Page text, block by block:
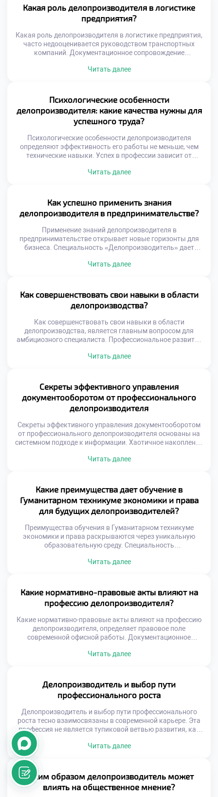
в техникум именно ради освоения данной дисциплины.
Учебный курс раскрывает все тонкости регистрации и
контроля документов. Студенты учатся управлять
Какая роль делопроизводителя в логистике
предприятия?
Какая роль делопроизводителя в логистике предприятия,
часто недооценивается руководством транспортных
компаний. Документационное сопровождение
снабжения. Без грамотного оформления бумаг движение
логистической операции. Его работа напрямую влияет на
скорость доставки и финансовые результаты. Ошибки в
документах ведут к простоям транспорта и штрафам.
Делопроизводитель выступает гарантом […]
Читать далее
Психологические особенности
делопроизводителя: какие качества нужны для
успешного труда?
Психологические особенности делопроизводителя
определяют эффективность его работы не меньше, чем
технические навыки. Успех в профессии зависит от
устойчивости специалиста. Документационное
справляться с высокими нагрузками и ответственностью
ежедневно. Работа с документами — это постоянный
контакт с информацией и людьми […]
Читать далее
Как успешно применить знания
делопроизводителя в предпринимательстве?
Применение знаний делопроизводителя в
предпринимательстве открывает новые горизонты для
бизнеса. Специальность «Делопроизводитель» дает
делом. Системный подход к документам становится
старта своего проекта. Образование формирует навыки,
необходимые каждому начинающему бизнесмену.
Грамотное оформление бумаг защищает от юридических
Читать далее
Как совершенствовать свои навыки в области
делопроизводства?
Как совершенствовать свои навыки в области
делопроизводства, является главным вопросом для
амбициозного специалиста. Профессиональное развитие
Современная офисная среда требует постоянной
конкурентоспособности на рынке труда. Успешная
карьера строится на непрерывном процессе
самосовершенствования и роста. Делопроизводство
трансформируется под […]
Читать далее
Секреты эффективного управления
документооборотом от профессионального
делопроизводителя
Секреты эффективного управления документооборотом
от профессионального делопроизводителя основаны на
системном подходе к информации. Хаотичное накопление
современной организации. Только выверенная система
не просто текст, а элемент бизнес-процесса.
Эффективность документооборота напрямую влияет на
скорость принятия управленческих решений. Задержки
[…]
Читать далее
Какие преимущества дает обучение в
Гуманитарном техникуме экономики и права
для будущих делопроизводителей?
Преимущества обучения в Гуманитарном техникуме
экономики и права раскрываются через уникальную
образовательную среду. Специальность
современные гуманитарные ценности. Студенты
специалистов особое профессиональное мышление и
этику. Теоретические знания тесно переплетаются с
практикой реального документооборота. Выпускники
Читать далее
Какие нормативно-правовые акты влияют на
профессию делопроизводителя?
Какие нормативно-правовые акты влияют на профессию
делопроизводителя, определяет правовое поле
современной офисной работы. Документационное
законодательного контекста. Каждый созданный
правила оформления. Незнание норм права делает
работу специалиста профессионально непригодной.
Правовая грамотность является фундаментом всей
делопроизводственной деятельности. […]
Читать далее
Делопроизводитель и выбор пути
профессионального роста
Делопроизводитель и выбор пути профессионального
роста тесно взаимосвязаны в современной карьере. Эта
профессия не является тупиковой ветвью развития, как
считают некоторые скептики. Напротив, она служит
надежным стартовым плацдармом для множества
траекторий. Грамотный специалист сам конструирует
свое будущее, опираясь на полученные знания.
Документационное обеспечение управления находится на
стыке многих бизнес-процессов. Такое положение дает
уникальный обзор деятельности […]
Читать далее
Каким образом делопроизводитель может
влиять на общественное мнение?